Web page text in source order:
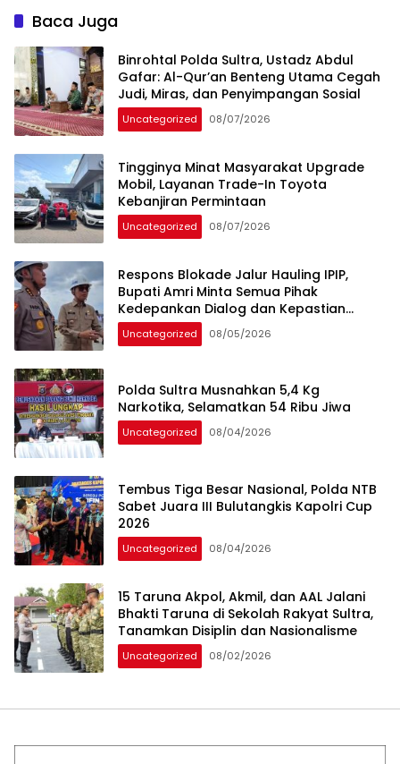
Baca Juga
Binrohtal Polda Sultra, Ustadz Abdul
Gafar: Al-Qur’an Benteng Utama Cegah
Judi, Miras, dan Penyimpangan Sosial
Uncategorized 08/07/2026
Tingginya Minat Masyarakat Upgrade
Mobil, Layanan Trade-In Toyota
Kebanjiran Permintaan
Uncategorized 08/07/2026
Respons Blokade Jalur Hauling IPIP,
Bupati Amri Minta Semua Pihak
Kedepankan Dialog dan Kepastian
Hukum
Uncategorized 08/05/2026
Polda Sultra Musnahkan 5,4 Kg
Narkotika, Selamatkan 54 Ribu Jiwa
Uncategorized 08/04/2026
Tembus Tiga Besar Nasional, Polda NTB
Sabet Juara III Bulutangkis Kapolri Cup
2026
Uncategorized 08/04/2026
15 Taruna Akpol, Akmil, dan AAL Jalani
Bhakti Taruna di Sekolah Rakyat Sultra,
Tanamkan Disiplin dan Nasionalisme
Uncategorized 08/02/2026